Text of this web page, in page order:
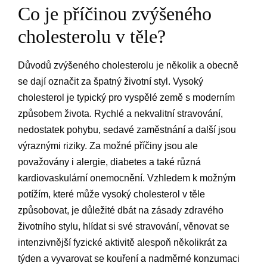
​Co je příčinou zvýšeného
cholesterolu v těle?
Důvodů zvýšeného cholesterolu je několik a obecně
se dají označit za špatný životní styl. Vysoký
cholesterol je typický pro vyspělé země s moderním
způsobem života. Rychlé a nekvalitní stravování,
nedostatek pohybu, sedavé zaměstnání a další jsou
výraznými riziky. Za možné příčiny jsou ale
považovány i alergie, diabetes a také různá
kardiovaskulární onemocnění. Vzhledem k možným
potížím, které může vysoký cholesterol v těle
způsobovat, je důležité dbát na zásady zdravého
životního stylu, hlídat si své stravování, věnovat se
intenzivnější fyzické aktivitě alespoň několikrát za
týden a vyvarovat se kouření a nadměrné konzumaci